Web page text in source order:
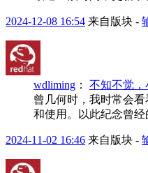
2024-12-08 16:54 来自版块 -
wdliming ： 不知不觉
曾几何时，我时常会
和使用。以此纪念曾经
2024-11-02 16:46 来自版块 -